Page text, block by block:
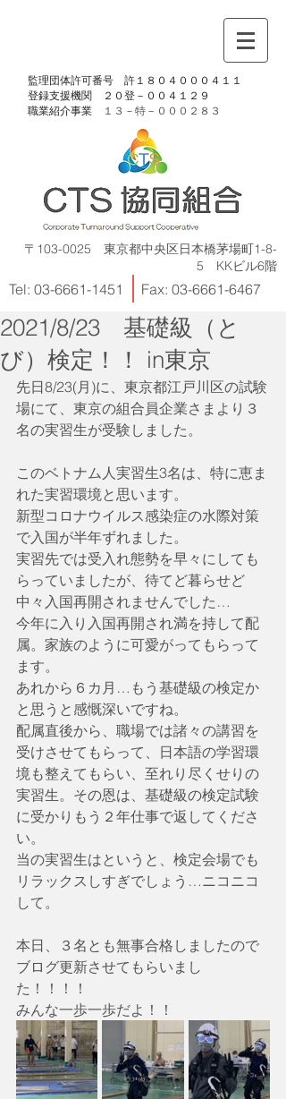
​監理団体許可番号 許１８０４０００４１１
​登録支援機関 ２０登－００４１２９
​職業紹介事業
１３－特－ ０００２８３
〒103-0025 東京都中央区日本橋茅場町1-8-
5 KKビル6階
Tel: 03-6661-1451 Fax: 03-6661-6467
2021/8/23 基礎級（と
び）検定！！ in東京
先日8/23(月)に、東京都江戸川区の試験
場にて、東京の組合員企業さまより３
名の実習生が受験しました。
このベトナム人実習生3名は、特に恵ま
れた実習環境と思います。
新型コロナウイルス感染症の水際対策
で入国が半年ずれました。
実習先では受入れ態勢を早々にしても
らっていましたが、待てど暮らせど
中々入国再開されませんでした…
今年に入り入国再開され満を持して配
属。家族のように可愛がってもらって
ます。
あれから６カ月…もう基礎級の検定か
と思うと感慨深いですね。
配属直後から、職場では諸々の講習を
受けさせてもらって、日本語の学習環
境も整えてもらい、至れり尽くせりの
実習生。その恩は、基礎級の検定試験
に受かりもう２年仕事で返してくださ
い。
当の実習生はというと、検定会場でも
リラックスしすぎでしょう…ニコニコ
して。
本日、３名とも無事合格しましたので
ブログ更新させてもらいまし
た！！！！
みんな一歩一歩だよ！！